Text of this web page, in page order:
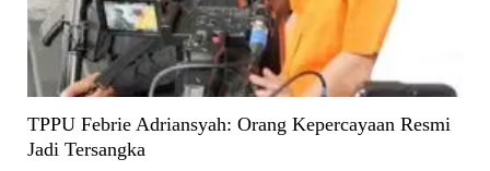
TPPU Febrie Adriansyah: Orang Kepercayaan Resmi
Jadi Tersangka